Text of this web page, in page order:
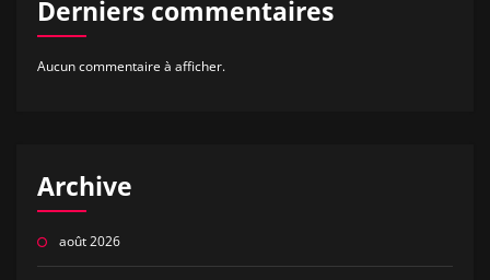
Derniers commentaires
Aucun commentaire à afficher.
Archive
août 2026